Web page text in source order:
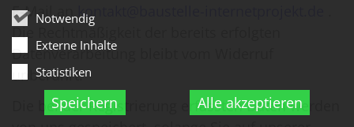
Notwendig
Externe Inhalte
Statistiken
Speichern Alle akzeptieren
E-Mail an
kontakt@baustelle-internetprojekt.de
Die Rechtmäßigkeit der bereits erfolgten
Datenverarbeitung bleibt vom Widerruf
unberührt.
Die bei der Registrierung erfassten Daten werden